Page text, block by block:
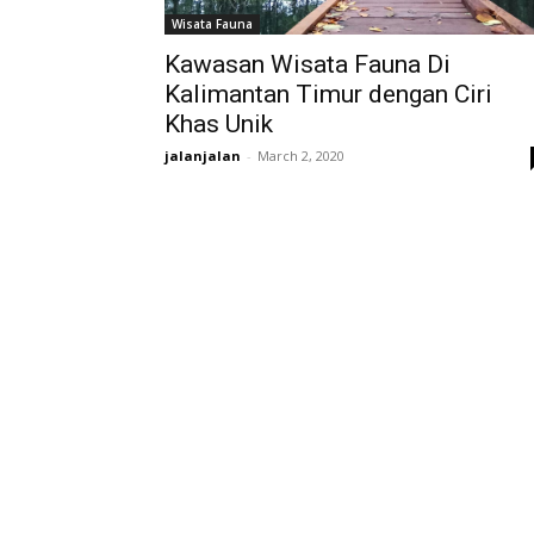
Wisata Fauna
Kawasan Wisata Fauna Di
Kalimantan Timur dengan Ciri
Khas Unik
jalanjalan - March 2, 2020